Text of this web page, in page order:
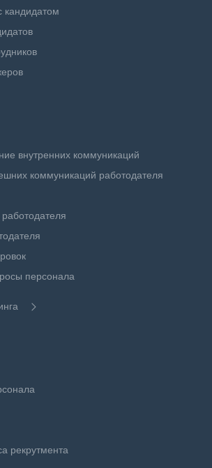
кандидатом
внутренних коммуникаций
коммуникаций работодателя
персонала
рекрутмента